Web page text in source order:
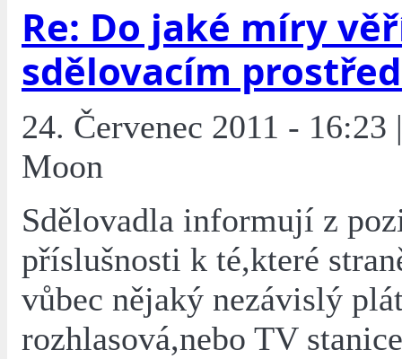
Re: Do jaké míry
sdělovacím
24. Červenec 2011 - 16:23
Moon
Sdělovadla informují z
příslušnosti k té,které
vůbec nějaký nezávislý
rozhlasová,nebo TV